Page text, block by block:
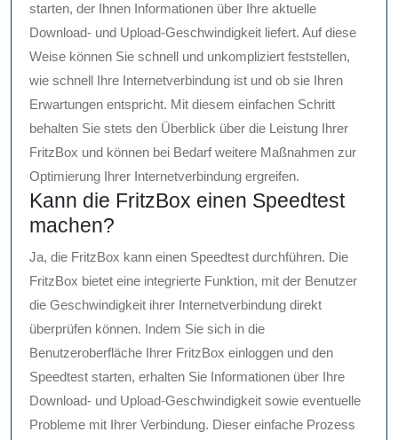
starten, der Ihnen Informationen über Ihre aktuelle
Download- und Upload-Geschwindigkeit liefert. Auf diese
Weise können Sie schnell und unkompliziert feststellen,
wie schnell Ihre Internetverbindung ist und ob sie Ihren
Erwartungen entspricht. Mit diesem einfachen Schritt
behalten Sie stets den Überblick über die Leistung Ihrer
FritzBox und können bei Bedarf weitere Maßnahmen zur
Optimierung Ihrer Internetverbindung ergreifen.
Kann die FritzBox einen Speedtest
machen?
Ja, die FritzBox kann einen Speedtest durchführen. Die
FritzBox bietet eine integrierte Funktion, mit der Benutzer
die Geschwindigkeit ihrer Internetverbindung direkt
überprüfen können. Indem Sie sich in die
Benutzeroberfläche Ihrer FritzBox einloggen und den
Speedtest starten, erhalten Sie Informationen über Ihre
Download- und Upload-Geschwindigkeit sowie eventuelle
Probleme mit Ihrer Verbindung. Dieser einfache Prozess